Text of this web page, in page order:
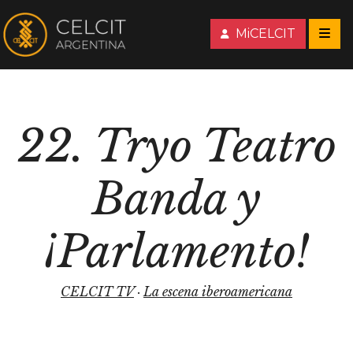
MiCELCIT
22. Tryo Teatro
Banda y
¡Parlamento!
CELCIT TV·La escena iberoamericana